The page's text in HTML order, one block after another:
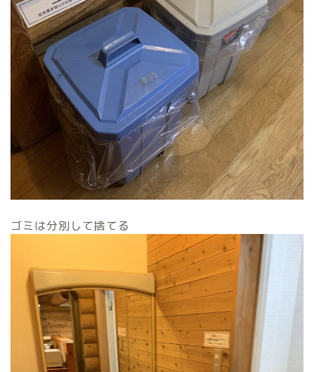
ゴミは分別して捨てる